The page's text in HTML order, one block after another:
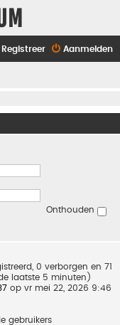
Aanmelden
Registreer
Onthouden
0 verborgen en 71
laatste 5 minuten)
op vr mei 22, 2026 9:46
gebruikers